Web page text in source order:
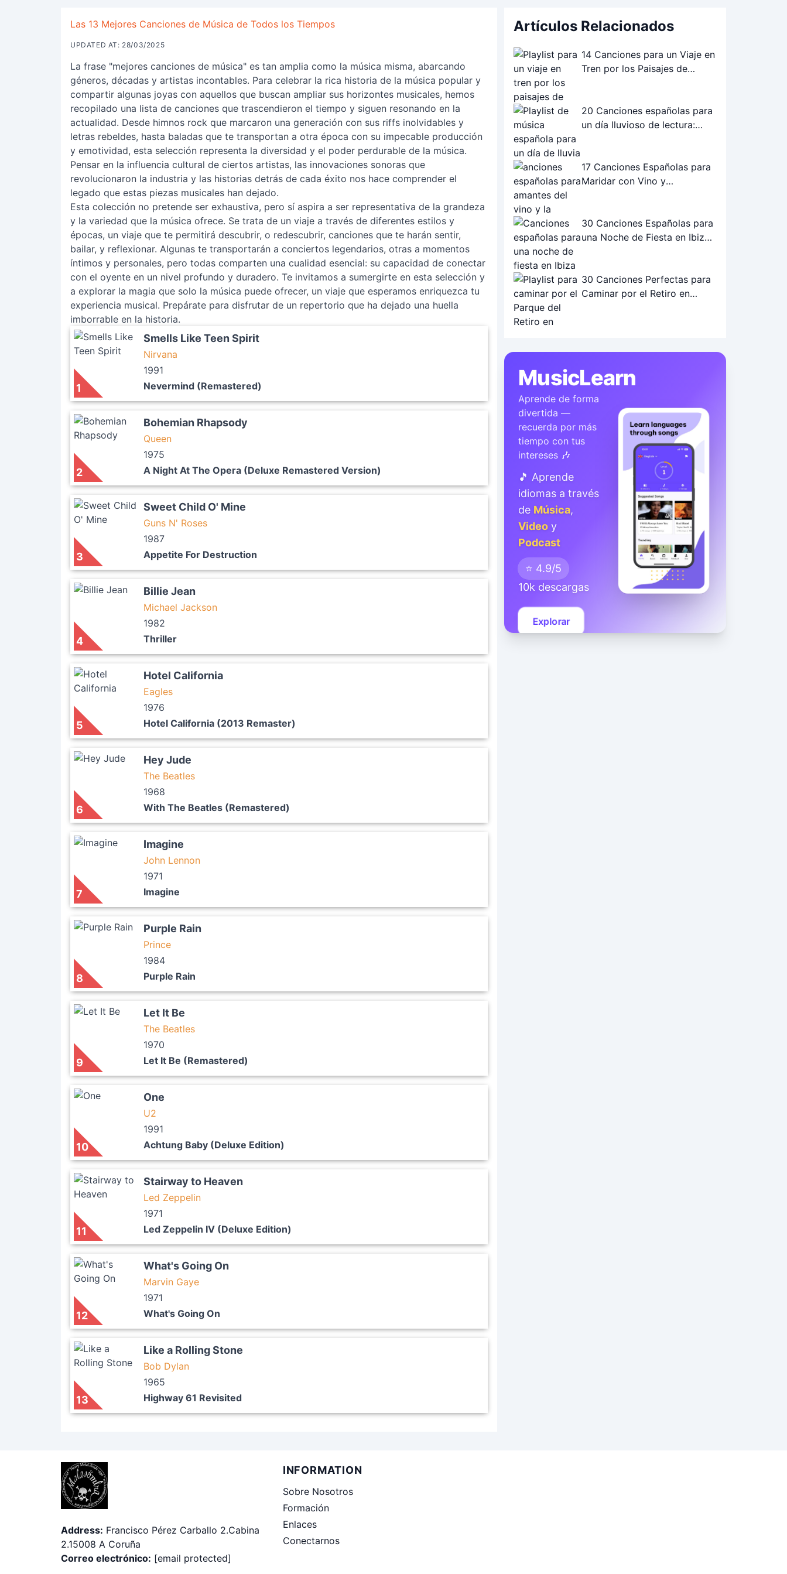
Las 13 Mejores Canciones de Música de Todos los Tiempos
UPDATED AT: 28/03/2025
La frase "mejores canciones de música" es tan amplia como la música misma, abarcando
géneros, décadas y artistas incontables. Para celebrar la rica historia de la música popular y
compartir algunas joyas con aquellos que buscan ampliar sus horizontes musicales, hemos
recopilado una lista de canciones que trascendieron el tiempo y siguen resonando en la
actualidad. Desde himnos rock que marcaron una generación con sus riffs inolvidables y
letras rebeldes, hasta baladas que te transportan a otra época con su impecable producción
y emotividad, esta selección representa la diversidad y el poder perdurable de la música.
Pensar en la influencia cultural de ciertos artistas, las innovaciones sonoras que
revolucionaron la industria y las historias detrás de cada éxito nos hace comprender el
legado que estas piezas musicales han dejado.
Esta colección no pretende ser exhaustiva, pero sí aspira a ser representativa de la grandeza
y la variedad que la música ofrece. Se trata de un viaje a través de diferentes estilos y
épocas, un viaje que te permitirá descubrir, o redescubrir, canciones que te harán sentir,
bailar, y reflexionar. Algunas te transportarán a conciertos legendarios, otras a momentos
íntimos y personales, pero todas comparten una cualidad esencial: su capacidad de conectar
con el oyente en un nivel profundo y duradero. Te invitamos a sumergirte en esta selección y
a explorar la magia que solo la música puede ofrecer, un viaje que esperamos enriquezca tu
experiencia musical. Prepárate para disfrutar de un repertorio que ha dejado una huella
imborrable en la historia.
1
Smells Like Teen Spirit
Nirvana
1991
Nevermind (Remastered)
2
Bohemian Rhapsody
Queen
1975
A Night At The Opera (Deluxe Remastered Version)
3
Sweet Child O' Mine
Guns N' Roses
1987
Appetite For Destruction
4
Billie Jean
Michael Jackson
1982
Thriller
5
Hotel California
Eagles
1976
Hotel California (2013 Remaster)
6
Hey Jude
The Beatles
1968
With The Beatles (Remastered)
7
Imagine
John Lennon
1971
Imagine
8
Purple Rain
Prince
1984
Purple Rain
9
Let It Be
The Beatles
1970
Let It Be (Remastered)
10
One
U2
1991
Achtung Baby (Deluxe Edition)
11
Stairway to Heaven
Led Zeppelin
1971
Led Zeppelin IV (Deluxe Edition)
12
What's Going On
Marvin Gaye
1971
What's Going On
13
Like a Rolling Stone
Bob Dylan
1965
Highway 61 Revisited
Artículos Relacionados
14 Canciones para un Viaje en
Tren por los Paisajes de
20 Canciones españolas para
un día lluvioso de lectura:
17 Canciones Españolas para
Maridar con Vino y
30 Canciones Españolas para
una Noche de Fiesta en Ibiza:
30 Canciones Perfectas para
Caminar por el Retiro en
MusicLearn
Aprende de forma
divertida —
recuerda por más
tiempo con tus
intereses 🎶
🎵 Aprende
idiomas a través
de Música,
Video y
Podcast
⭐ 4.9/5
10k descargas
Explorar
Address: Francisco Pérez Carballo 2.Cabina
2.15008 A Coruña
Correo electrónico: [email protected]
INFORMATION
Sobre Nosotros
Formación
Enlaces
Conectarnos